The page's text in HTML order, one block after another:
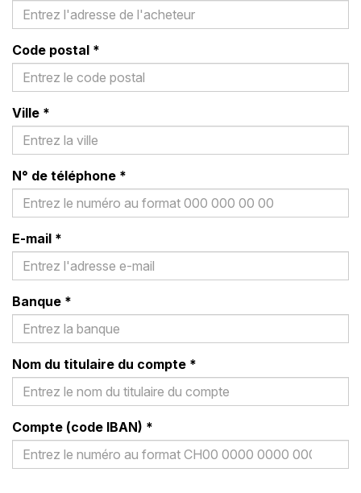
Code postal *
Ville *
N° de téléphone *
E-mail *
Banque *
Nom du titulaire du compte *
Compte (code IBAN) *